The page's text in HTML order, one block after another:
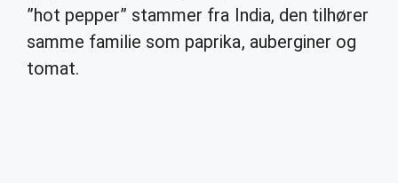
”hot pepper” stammer fra India, den tilhører
samme familie som paprika, auberginer og
tomat.